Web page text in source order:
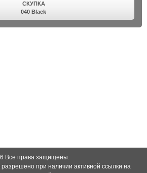
СКУПКА
040 Black
Все права защищены.
при наличии активной ссылки на